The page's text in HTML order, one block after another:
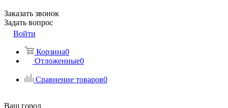
Заказать звонок
Задать вопрос
Войти
Корзина0
Отложенные0
Сравнение товаров0
Ваш город